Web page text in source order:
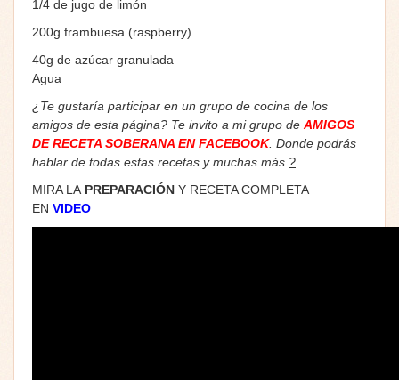
1/4 de jugo de limón
200g frambuesa (raspberry)
40g de azúcar granulada
Agua
¿Te gustaría participar en un grupo de cocina de los
amigos de esta página? Te invito a mi grupo de AMIGOS
DE RECETA SOBERANA EN FACEBOOK. Donde podrás
hablar de todas estas recetas y muchas más. ?
MIRA LA PREPARACIÓN Y RECETA COMPLETA
EN VIDEO